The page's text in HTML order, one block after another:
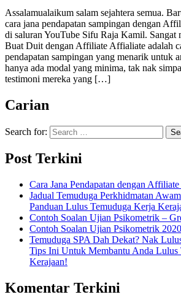
Assalamualaikum salam sejahtera semua.
cara jana pendapatan sampingan dengan
di saluran YouTube Sifu Raja Kamil. Sangat
Buat Duit dengan Affiliate Affialiate adalah
pendapatan sampingan yang menarik untuk
hanya ada modal yang minima, tak nak
testimoni mereka yang […]
Carian
Search for:
Post Terkini
Cara Jana Pendapatan dengan
Jadual Temuduga Perkhidmatan
Panduan Lulus Temuduga Kerja
Contoh Soalan Ujian Psikometrik –
Contoh Soalan Ujian Psikometrik 2020
Temuduga SPA Dah Dekat? Nak
Tips Ini Untuk Membantu Anda Lulus
Kerajaan!
Komentar Terkini